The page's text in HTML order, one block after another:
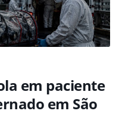
em paciente
em São